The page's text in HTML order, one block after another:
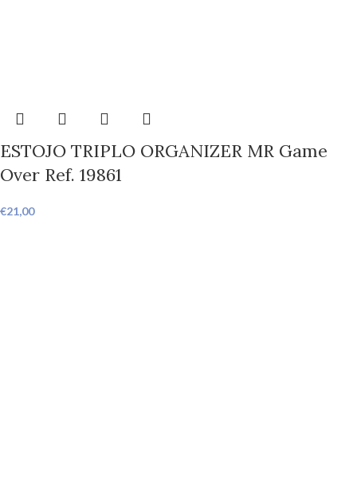
ESTOJO TRIPLO ORGANIZER MR Game
Over Ref. 19861
€21,00